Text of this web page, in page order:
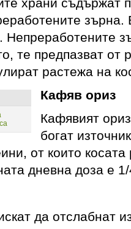
Непреработените
те предпазват от
растежа на
Кафяв ориз
Кафявият
богат
от които
дневна доза е
да отслабнат